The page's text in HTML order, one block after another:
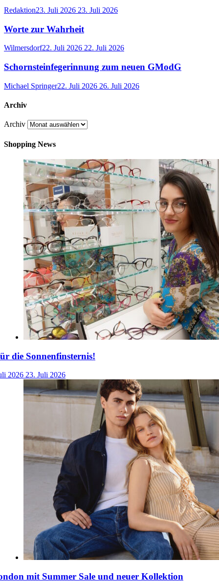
Redaktion23. Juli 2026 23. Juli 2026
Worte zur Wahrheit
Wilmersdorf22. Juli 2026 22. Juli 2026
Schornsteinfegerinnung zum neuen GModG
Michael Springer22. Juli 2026 26. Juli 2026
Archiv
Archiv
Shopping News
die Sonnenfinsternis!
2026 23. Juli 2026
mit Summer Sale und neuer Kollektion